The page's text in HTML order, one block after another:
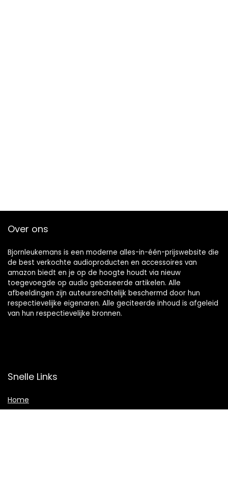
Over ons
Bjornleukemans is een moderne alles-in-één-prijswebsite die
de best verkochte audioproducten en accessoires van
amazon biedt en je op de hoogte houdt via nieuw
toegevoegde op audio gebaseerde artikelen. Alle
afbeeldingen zijn auteursrechtelijk beschermd door hun
respectievelijke eigenaren. Alle geciteerde inhoud is afgeleid
van hun respectievelijke bronnen.
Snelle Links
Home